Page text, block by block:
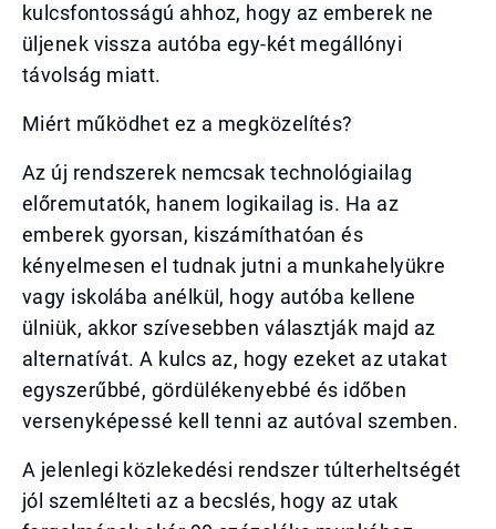
kulcsfontosságú ahhoz, hogy az emberek ne
üljenek vissza autóba egy-két megállónyi
távolság miatt.
Miért működhet ez a megközelítés?
Az új rendszerek nemcsak technológiailag
előremutatók, hanem logikailag is. Ha az
emberek gyorsan, kiszámíthatóan és
kényelmesen el tudnak jutni a munkahelyükre
vagy iskolába anélkül, hogy autóba kellene
ülniük, akkor szívesebben választják majd az
alternatívát. A kulcs az, hogy ezeket az utakat
egyszerűbbé, gördülékenyebbé és időben
versenyképessé kell tenni az autóval szemben.
A jelenlegi közlekedési rendszer túlterheltségét
jól szemlélteti az a becslés, hogy az utak